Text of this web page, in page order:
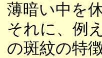
薄暗い中を
それに、例
の斑紋の特